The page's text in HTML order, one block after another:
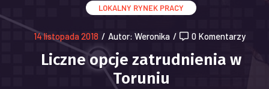
LOKALNY RYNEK PRACY
14 listopada 2018 / Autor: Weronika / 0 Komentarzy
Liczne opcje zatrudnienia w
Toruniu